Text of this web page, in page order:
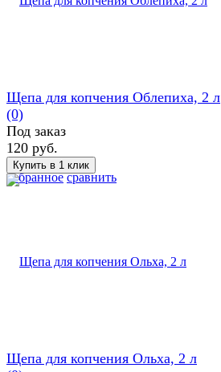
избранное сравнить
Щепа для копчения Облепиха, 2 л
(0)
Под заказ
120 руб.
Щепа для копчения Ольха, 2 л